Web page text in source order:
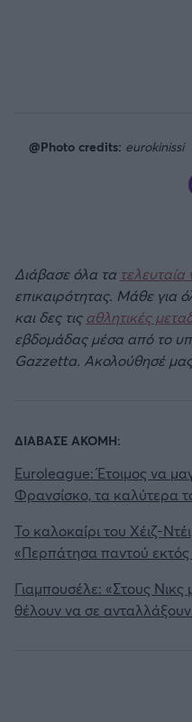
@Photo credits: eurokinissi
Διάβασε όλα τα τελευταία
επικαιρότητας. Μάθε για
και δες τιςαθλητικές
εβδομάδας μέσα από το
Gazzetta. Ακολούθησέ
ΔΙΑΒΑΣΕ ΑΚΟΜΗ:
Euroleague: Έτοιμος να
Φρανσίσκο, τα καλύτερα
Το καλοκαίρι του Χέιζ-
«Περπάτησα παντού
Γιαμπουσέλε: «Στους
θέλουν να σε